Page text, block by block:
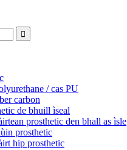
/ cas PU
carbon
de bhuill ìseal
prosthetic den bhall as ìsle
prosthetic
hip prosthetic